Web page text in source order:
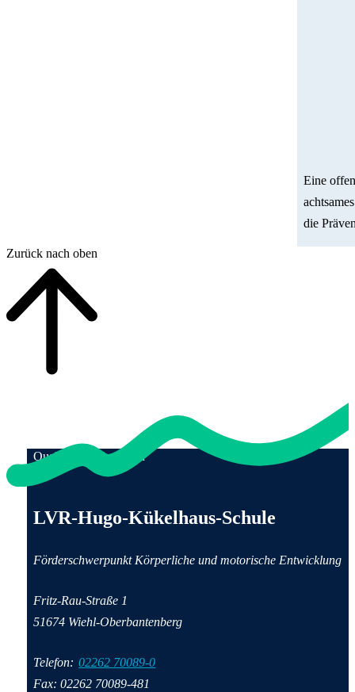
Eine
die
Zurück nach oben
Qualität für Menschen
LVR-Hugo-Kükelhaus-Schule
Förderschwerpunkt Körperliche und motorische Entwicklung
Fritz-Rau-Straße 1
51674 Wiehl-Oberbantenberg
Telefon: 02262 70089-0
Fax: 02262 70089-481